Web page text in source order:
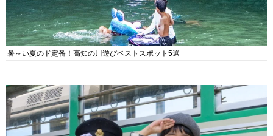
暑～い夏のド定番！高知の川遊びベストスポット5選